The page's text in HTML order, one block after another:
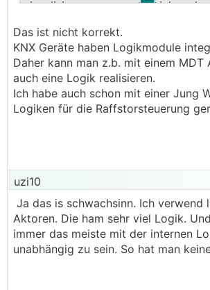
visualisierung muss man sich
Das ist nicht korrekt.
KNX Geräte haben Logikmodule
Daher kann man z.b. mit einem MDT
auch eine Logik realisieren.
Ich habe auch schon mit einer Jung
Logiken für die Raffstorsteuerung
uzi10
Ja das is schwachsinn. Ich verwend
Aktoren. Die ham sehr viel Logik.
immer das meiste mit der internen
unabhängig zu sein. So hat man